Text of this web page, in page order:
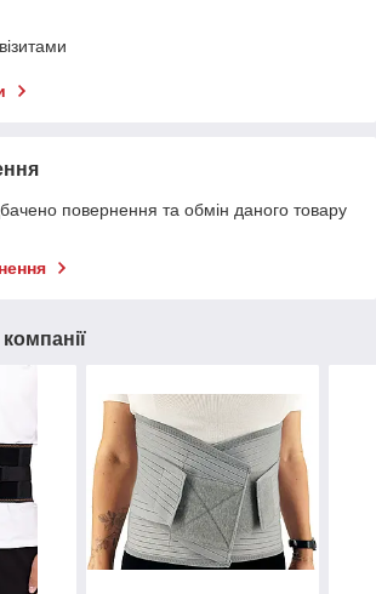
повернення та обмін даного товару